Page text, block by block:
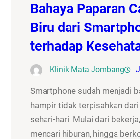
Bahaya Paparan
Biru dari
terhadap
Klinik Mata Jombang
Smartphone sudah menjadi
hampir tidak terpisahkan
sehari-hari. Mulai dari
mencari hiburan, hingga